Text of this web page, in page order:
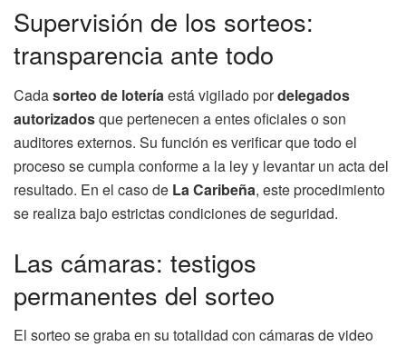
Supervisión de los sorteos:
transparencia ante todo
Cadasorteo de loteríaestá vigilado pordelegados
autorizadosque pertenecen a entes oficiales o son
auditores externos. Su función es verificar que todo el
proceso se cumpla conforme a la ley y levantar un acta del
resultado. En el caso de La Caribeña, este procedimiento
se realiza bajo estrictas condiciones de seguridad.
Las cámaras: testigos
permanentes del sorteo
El sorteo se graba en su totalidad con cámaras de video